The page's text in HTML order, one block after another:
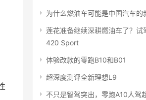
为什么燃油车可能是中国汽车的
莲花准备继续深耕燃油车了？试
420 Sport
体验改款的零跑B10和B01
超深度测评全新理想L9
不只是智驾突出，零跑A10人驾